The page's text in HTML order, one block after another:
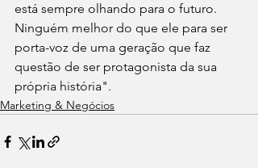
está sempre olhando para o futuro.
Ninguém melhor do que ele para ser
porta-voz de uma geração que faz
questão de ser protagonista da sua
própria história".
Marketing & Negócios